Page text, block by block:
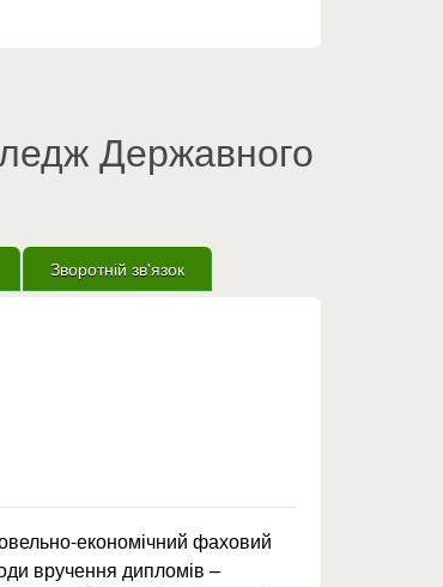
Державного
Зворотній зв'язок
економічний фаховий
вручення дипломів –